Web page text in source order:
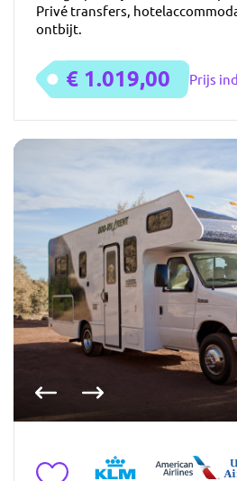
Privé transfers,
ontbijt.
€ 1.019,00 Prijs
Vorige fotoVolgende foto
Toevoegen aan favorieten